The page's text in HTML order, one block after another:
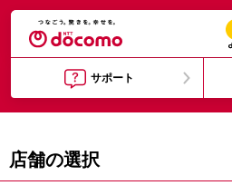
サポート
店舗の選択